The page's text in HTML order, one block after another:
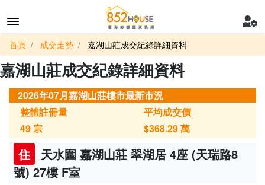
首頁 成交走勢 嘉湖山莊成交紀錄詳細資料
嘉湖山莊成交紀錄詳細資料
2026年07月嘉湖山莊樓市最新市況
整體註冊量
49宗
平均成交價
$368.29萬
住
天水圍 嘉湖山莊 翠湖居 4座 (天瑞路8
號) 27樓 F室